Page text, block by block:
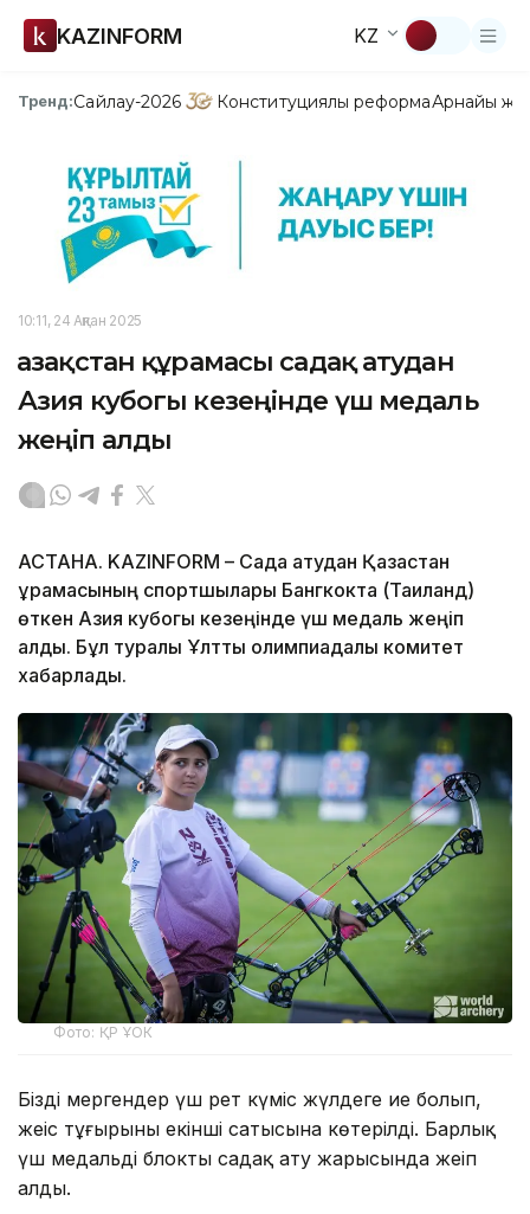
KAZINFORM KZ
Тренд:Сайлау-2026 Конституциялық реформаАрнайы
10:11, 24 Ақпан 2025
Қазақстан құрамасы садақ атудан
Азия кубогы кезеңінде үш медаль
жеңіп алды
АСТАНА. KAZINFORM – Садақ атудан Қазақстан
құрамасының спортшылары Бангкокта (Таиланд)
өткен Азия кубогы кезеңінде үш медаль жеңіп
алды. Бұл туралы Ұлттық олимпиадалық комитет
хабарлады.
Фото: ҚР ҰОК
Біздің мергендер үш рет күміс жүлдеге ие болып,
жеңіс тұғырының екінші сатысына көтерілді. Барлық
үш медальді блокты садақ ату жарысында жеңіп
алды.